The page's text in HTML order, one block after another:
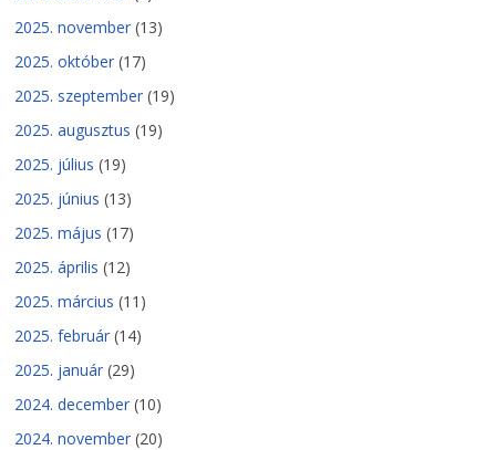
2025. november (13)
2025. október (17)
2025. szeptember (19)
2025. augusztus (19)
2025. július (19)
2025. június (13)
2025. május (17)
2025. április (12)
2025. március (11)
2025. február (14)
2025. január (29)
2024. december (10)
2024. november (20)